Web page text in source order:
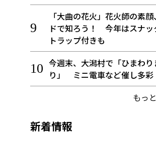
「大曲の花火」花火師の素
ドで知ろう！ 今年はスナッ
トラップ付きも
今週末、大潟村で「ひまわり
り」 ミニ電車など催し多彩
もっ
新着情報